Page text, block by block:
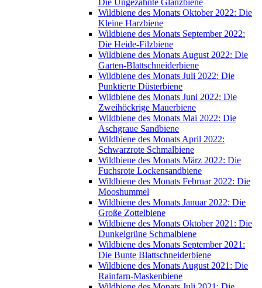
Die Ungezähnte Glanzbiene
Wildbiene des Monats Oktober 2022: Die
Kleine Harzbiene
Wildbiene des Monats September 2022:
Die Heide-Filzbiene
Wildbiene des Monats August 2022: Die
Garten-Blattschneiderbiene
Wildbiene des Monats Juli 2022: Die
Punktierte Düsterbiene
Wildbiene des Monats Juni 2022: Die
Zweihöckrige Mauerbiene
Wildbiene des Monats Mai 2022: Die
Aschgraue Sandbiene
Wildbiene des Monats April 2022:
Schwarzrote Schmalbiene
Wildbiene des Monats März 2022: Die
Fuchsrote Lockensandbiene
Wildbiene des Monats Februar 2022: Die
Mooshummel
Wildbiene des Monats Januar 2022: Die
Große Zottelbiene
Wildbiene des Monats Oktober 2021: Die
Dunkelgrüne Schmalbiene
Wildbiene des Monats September 2021:
Die Bunte Blattschneiderbiene
Wildbiene des Monats August 2021: Die
Rainfarn-Maskenbiene